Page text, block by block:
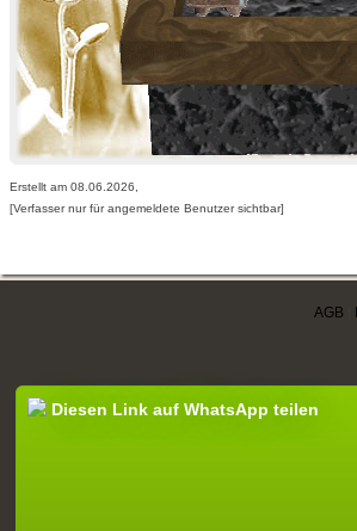
Erstellt am 08.06.2026,
[Verfasser nur für angemeldete Benutzer sichtbar]
AGB
Diesen Link auf WhatsApp teilen